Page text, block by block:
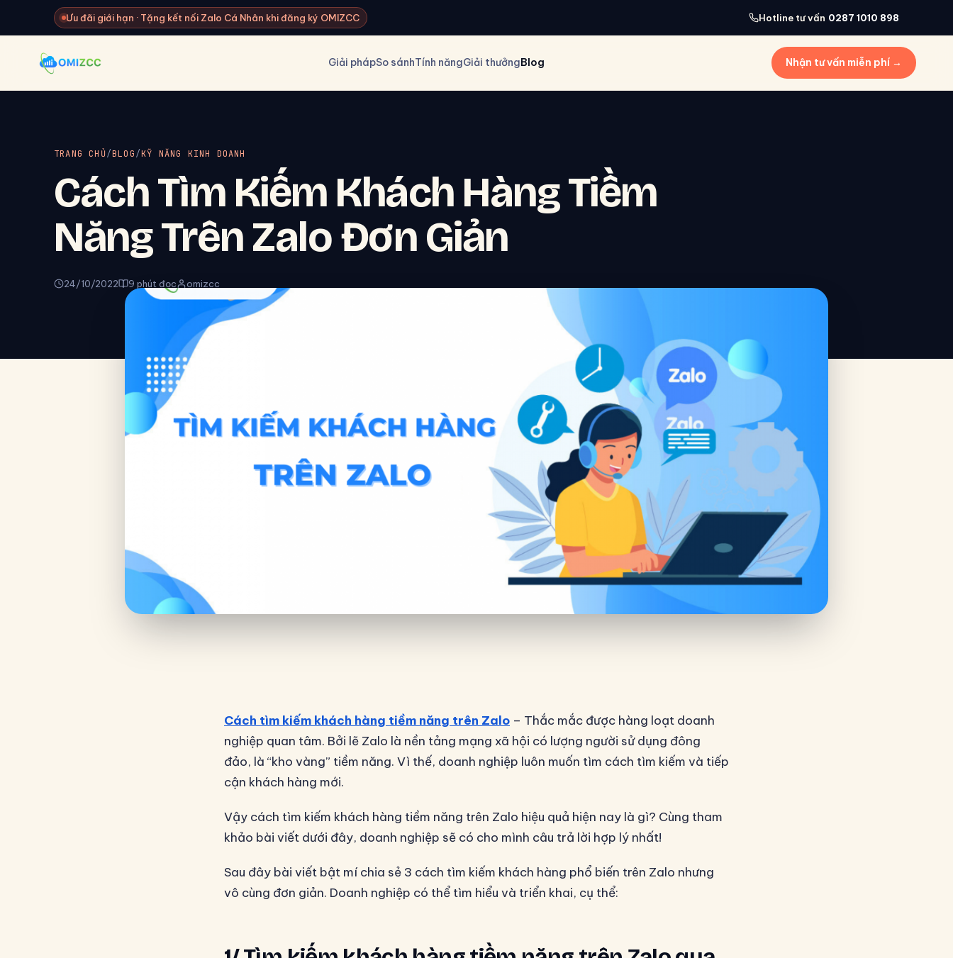
Ưu đãi giới hạn · Tặng kết nối Zalo Cá Nhân khi đăng ký OMIZCC Hotline tư vấn 0287 1010 898
Giải phápSo sánhTính năngGiải thưởngBlog Nhận tư vấn miễn phí →
TRANG CHỦ/BLOG/KỸ NĂNG KINH DOANH
Cách Tìm Kiếm Khách Hàng Tiềm
Năng Trên Zalo Đơn Giản
24/10/2022 9 phút đọc omizcc
Cách tìm kiếm khách hàng tiềm năng trên Zalo – Thắc mắc được hàng loạt doanh
nghiệp quan tâm. Bởi lẽ Zalo là nền tảng mạng xã hội có lượng người sử dụng đông
đảo, là “kho vàng” tiềm năng. Vì thế, doanh nghiệp luôn muốn tìm cách tìm kiếm và tiếp
cận khách hàng mới.
Vậy cách tìm kiếm khách hàng tiềm năng trên Zalo hiệu quả hiện nay là gì? Cùng tham
khảo bài viết dưới đây, doanh nghiệp sẽ có cho mình câu trả lời hợp lý nhất!
Sau đây bài viết bật mí chia sẻ 3 cách tìm kiếm khách hàng phổ biến trên Zalo nhưng
vô cùng đơn giản. Doanh nghiệp có thể tìm hiểu và triển khai, cụ thể: